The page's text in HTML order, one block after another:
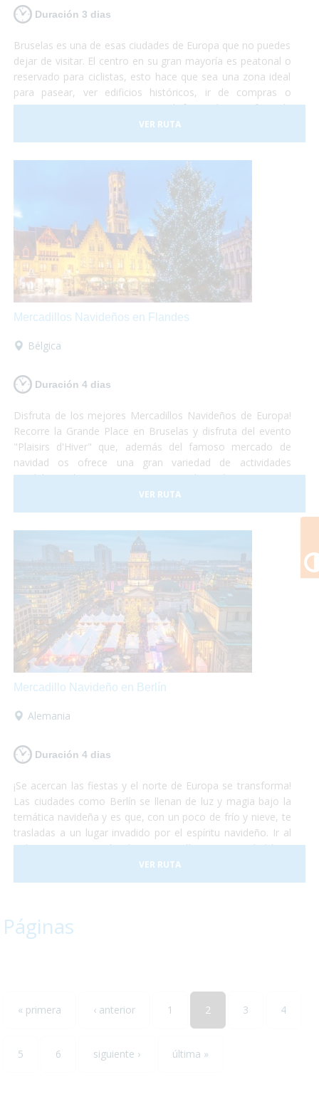
Duración 3 dias
Bruselas es una de esas ciudades de Europa que no puedes
dejar de visitar. El centro en su gran mayoría es peatonal o
reservado para ciclistas, esto hace que sea una zona ideal
para pasear, ver edificios históricos, ir de compras o
sentarte en una terraza mientras disfrutas de un gofre o de
VER RUTA
Mercadillos Navideños en Flandes
Bélgica
Duración 4 dias
Disfruta de los mejores Mercadillos Navideños de Europa!
Recorre la Grande Place en Bruselas y disfruta del evento
"Plaisirs d'Hiver" que, además del famoso mercado de
navidad os ofrece una gran variedad de actividades
paralelas tales como conciertos de música, artistas
callejeros, procesiones y desfiles. También conocerás le
mágica ciudad de Brujas y sus mercadillos. Una escapada
encargamos de que los servicios estén perfectamente
adaptados a tus necesidades!
VER RUTA
Mercadillo Navideño en Berlín
Alemania
Duración 4 dias
¡Se acercan las fiestas y el norte de Europa se transforma!
Las ciudades como Berlín se llenan de luz y magia bajo la
temática navideña y es que, con un poco de frío y nieve, te
trasladas a un lugar invadido por el espíritu navideño. Ir al
polo norte es complicado, pero Berlín es una ciudad bien
accesible. Las calles estarán llenas de gente, sonarán
villancicos, pasearán por calles que te parecerán mágicas
perfectamente adaptada para personas con discapacidad y
nosotros nos encargamos de proporcionarles lo que haga
VER RUTA
Páginas
« primera ‹ anterior 1 2 3 4
5 6 siguiente › última »